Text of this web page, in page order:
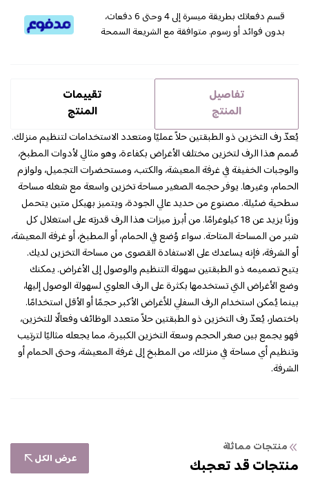
قسم دفعاتك بطريقة ميسرة إلى 4 وحتى 6 دفعات،
بدون فوائد أو رسوم. متوافقة مع الشريعة السمحة
تفاصيل
المنتج
تقييمات
المنتج
يُعدّ رف التخزين ذو الطبقتين حلاً عمليًا ومتعدد الاستخدامات لتنظيم منزلك.
صُمم هذا الرف لتخزين مختلف الأغراض بكفاءة، وهو مثالي لأدوات المطبخ،
والوجبات الخفيفة في غرفة المعيشة، والكتب، ومستحضرات التجميل، ولوازم
الحمام، وغيرها. يوفر حجمه الصغير مساحة تخزين واسعة مع شغله مساحة
سطحية ضئيلة. مصنوع من حديد عالي الجودة، ويتميز بهيكل متين يتحمل
وزنًا يزيد عن 18 كيلوغرامًا. من أبرز ميزات هذا الرف قدرته على استغلال كل
شبر من المساحة المتاحة. سواء وُضع في الحمام، أو المطبخ، أو غرفة المعيشة،
أو الشرفة، فإنه يساعدك على الاستفادة القصوى من مساحة التخزين لديك.
يتيح تصميمه ذو الطبقتين سهولة التنظيم والوصول إلى الأغراض. يمكنك
وضع الأغراض التي تستخدمها بكثرة على الرف العلوي لسهولة الوصول إليها،
بينما يُمكن استخدام الرف السفلي للأغراض الأكبر حجمًا أو الأقل استخدامًا.
باختصار، يُعدّ رف التخزين ذو الطبقتين حلاً متعدد الوظائف وفعالًا للتخزين،
فهو يجمع بين صغر الحجم وسعة التخزين الكبيرة، مما يجعله مثاليًا لترتيب
وتنظيم أي مساحة في منزلك، من المطبخ إلى غرفة المعيشة، وحتى الحمام أو
الشرفة.
منتجات مماثلة
منتجات قد تعجبك عرض الكل